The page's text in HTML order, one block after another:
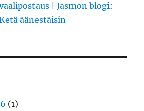
| Jasmon blogi:
äänestäisin
(1)